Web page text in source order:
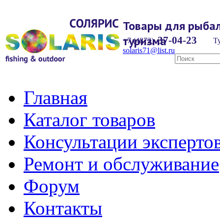
Товары для
туризма
+7 (4872) 37-04-23
solaris71@list.ru
Главная
Каталог товаров
Консультации
Ремонт и обслуживание
Форум
Контакты